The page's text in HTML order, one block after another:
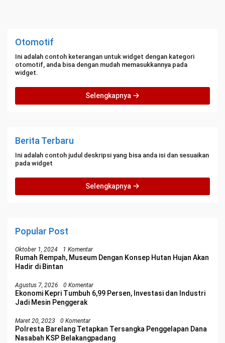
Otomotif
Ini adalah contoh keterangan untuk widget dengan kategori
otomotif, anda bisa dengan mudah memasukkannya pada
widget.
Selengkapnya
Berita Terbaru
Ini adalah contoh judul deskripsi yang bisa anda isi dan sesuaikan
pada widget
Selengkapnya
Popular Post
Oktober 1, 2024 1 Komentar
Rumah Rempah, Museum Dengan Konsep Hutan Hujan Akan
Hadir di Bintan
Agustus 7, 2026 0 Komentar
Ekonomi Kepri Tumbuh 6,99 Persen, Investasi dan Industri
Jadi Mesin Penggerak
Maret 20, 2023 0 Komentar
Polresta Barelang Tetapkan Tersangka Penggelapan Dana
Nasabah KSP Belakangpadang